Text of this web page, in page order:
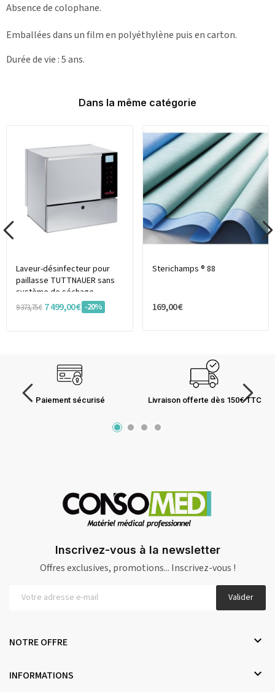
Absence de colophane.
Emballées dans un film en polyéthylène puis en carton.
Durée de vie : 5 ans.
Dans la même catégorie
Laveur-désinfecteur pour
paillasse TUTTNAUER sans
système de séchage
9 373,75 € 7 499,00 € -20%
Sterichamps ® 88
169,00 €
Paiement sécurisé Livraison offerte dès 150€ TTC
Inscrivez-vous à la newsletter
Offres exclusives, promotions... Inscrivez-vous !
Valider
NOTRE OFFRE 
INFORMATIONS 